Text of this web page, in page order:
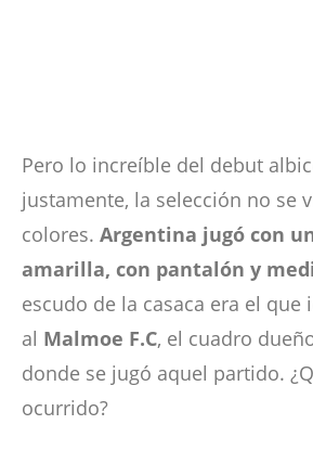
Pero lo increíble del debut
justamente, la selección no se
colores. Argentina jugó con
amarilla, con pantalón y
escudo de la casaca era el que
al Malmoe F.C, el cuadro
donde se jugó aquel partido.
ocurrido?